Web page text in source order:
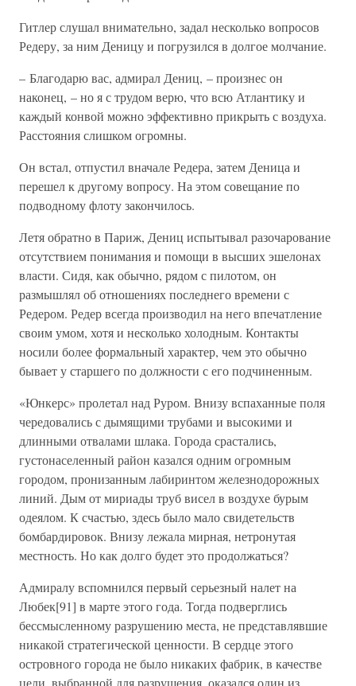
Гитлер слушал внимательно, задал несколько вопросов
Редеру, за ним Деницу и погрузился в долгое молчание.
– Благодарю вас, адмирал Дениц, – произнес он
наконец, – но я с трудом верю, что всю Атлантику и
каждый конвой можно эффективно прикрыть с воздуха.
Расстояния слишком огромны.
Он встал, отпустил вначале Редера, затем Деница и
перешел к другому вопросу. На этом совещание по
подводному флоту закончилось.
Летя обратно в Париж, Дениц испытывал разочарование
отсутствием понимания и помощи в высших эшелонах
власти. Сидя, как обычно, рядом с пилотом, он
размышлял об отношениях последнего времени с
Редером. Редер всегда производил на него впечатление
своим умом, хотя и несколько холодным. Контакты
носили более формальный характер, чем это обычно
бывает у старшего по должности с его подчиненным.
«Юнкерс» пролетал над Руром. Внизу вспаханные поля
чередовались с дымящими трубами и высокими и
длинными отвалами шлака. Города срастались,
густонаселенный район казался одним огромным
городом, пронизанным лабиринтом железнодорожных
линий. Дым от мириады труб висел в воздухе бурым
одеялом. К счастью, здесь было мало свидетельств
бомбардировок. Внизу лежала мирная, нетронутая
местность. Но как долго будет это продолжаться?
Адмиралу вспомнился первый серьезный налет на
Любек[91] в марте этого года. Тогда подверглись
бессмысленному разрушению места, не представлявшие
никакой стратегической ценности. В сердце этого
островного города не было никаких фабрик, в качестве
цели, выбранной для разрушения, оказался один из